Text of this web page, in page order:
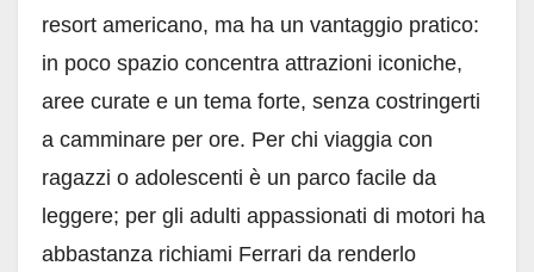
resort americano, ma ha un vantaggio pratico:
in poco spazio concentra attrazioni iconiche,
aree curate e un tema forte, senza costringerti
a camminare per ore. Per chi viaggia con
ragazzi o adolescenti è un parco facile da
leggere; per gli adulti appassionati di motori ha
abbastanza richiami Ferrari da renderlo